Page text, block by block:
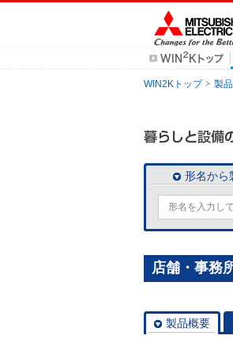
WIN2Kトップ 製
形名から
店舗・事務
製品概要